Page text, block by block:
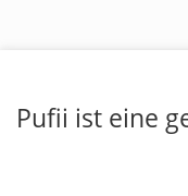
Pufii ist eine